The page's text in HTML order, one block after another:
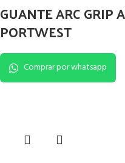
GUANTE ARC GRIP
PORTWEST
Comprar por whatsapp